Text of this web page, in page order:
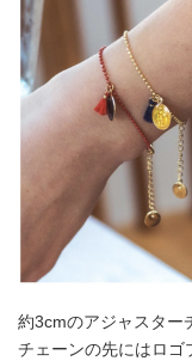
約3cmのアジャスター
チェーンの先にはロゴ